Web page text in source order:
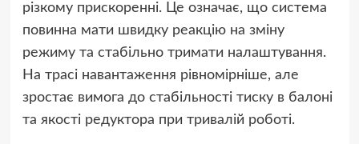
різкому прискоренні. Це означає, що система
повинна мати швидку реакцію на зміну
режиму та стабільно тримати налаштування.
На трасі навантаження рівномірніше, але
зростає вимога до стабільності тиску в балоні
та якості редуктора при тривалій роботі.